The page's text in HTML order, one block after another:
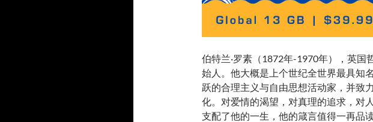
伯特兰·罗素（1872年-1970年），英国
始人。他大概是上个世纪全世界最具知
跃的合理主义与自由思想活动家，并致
化。对爱情的渴望，对真理的追求，对
支配了他的一生，他的箴言值得一再品读